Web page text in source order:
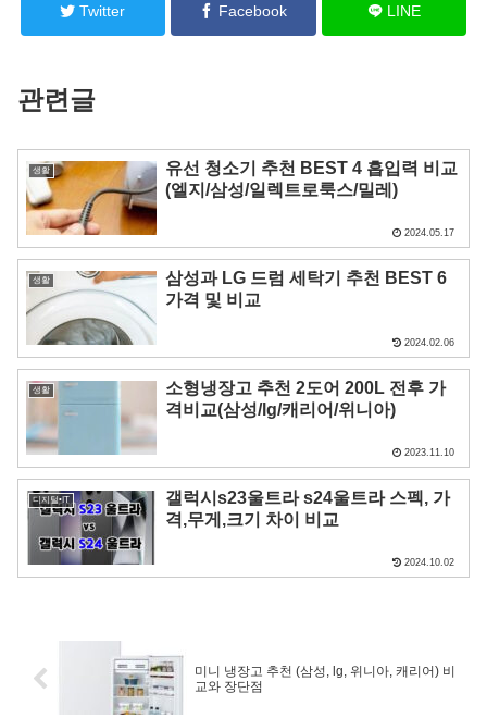
Twitter Facebook LINE
관련글
생활
유선 청소기 추천 BEST 4 흡입력 비교
(엘지/삼성/일렉트로룩스/밀레)
2024.05.17
생활
삼성과 LG 드럼 세탁기 추천 BEST 6
가격 및 비교
2024.02.06
생활
소형냉장고 추천 2도어 200L 전후 가
격비교(삼성/lg/캐리어/위니아)
2023.11.10
디지털•IT
갤럭시s23울트라 s24울트라 스펙, 가
격,무게,크기 차이 비교
2024.10.02
미니 냉장고 추천 (삼성, lg, 위니아, 캐리어) 비
교와 장단점